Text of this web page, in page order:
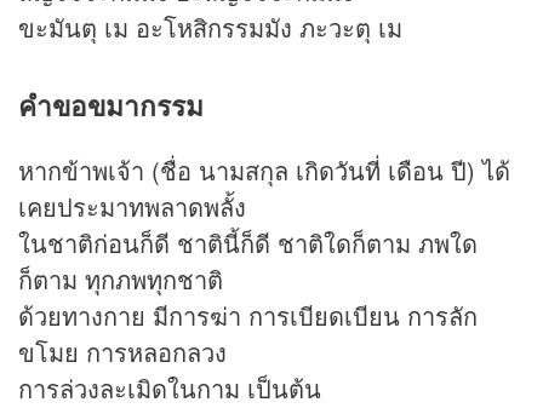
ขะมันตุ เม อะโหสิกรรมมัง ภะวะตุ เม
คำขอขมากรรม
หากข้าพเจ้า (ชื่อ นามสกุล เกิดวันที่ เดือน ปี) ได้
เคยประมาทพลาดพลั้ง
ในชาติก่อนก็ดี ชาตินี้ก็ดี ชาติใดก็ตาม ภพใด
ก็ตาม ทุกภพทุกชาติ
ด้วยทางกาย มีการฆ่า การเบียดเบียน การลัก
ขโมย การหลอกลวง
การล่วงละเมิดในกาม เป็นต้น